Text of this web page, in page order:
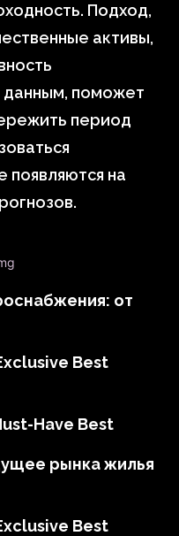
Подход,
активы,
данным, поможет
период
появляются на
от
Best
Have Best
рынка жилья
Best